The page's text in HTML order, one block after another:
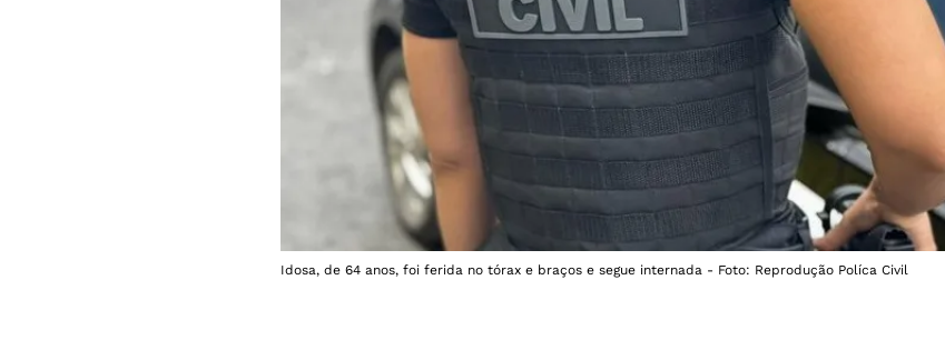
Idosa, de 64 anos, foi ferida no tórax e braços e segue internada - Foto: Reprodução Políca Civil